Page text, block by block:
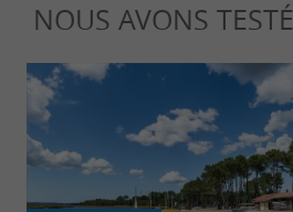
NOUS AVONS TESTÉ